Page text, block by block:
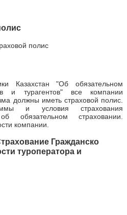
полис
Казахстан "Об обязательном
и турагентов" все компании
должны иметь страховой полис.
и условия страхования
обязательном страховании.
компании.
Гражданско
туроператора и